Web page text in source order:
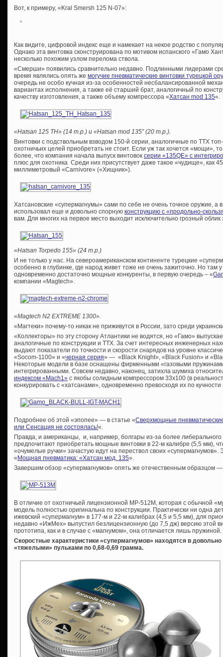
Вот, к примеру, «Kral Smersh 125 N-07»:
Как видите, цифровой индекс еще и намекает на некое родство с
Однако эта винтовка сконструирована по мотивом испанского «Гамо
несколько похожим узлом перелома ствола.
«Смерши» появились сравнительно недавно. Подлинными лидерами
время являлись опять же могучие пневматические винтовки турецкой
очередь не особо кучная из-за особенностей несбалансированной
вариантах исполнения, а также её старший брат, аналогичный по
качеству изготовления, а также объему компрессора «Хатсан mod 135«.
«Hatsan 125 TH» (14 т.р.) и «Hatsan mod 135″ (20 т.р.).
Винтовки с подствольным взводом 150-й серии, аналогичные по ТТХ
охотничьих целей приобретать не стоит. Если уж так хочется «мощи»,
более, что компания начала выпуск винтовок серии «135QE» с
плюс для охотника Среди них присутствует даже такое «чудище», как
миллиметровый «Carnivore» («Хищник»).
Хатсановские «супермагнумы» сами по себе не очень точное оружие, а
использовал еще и довольно спорную конструкцию с «продольно-
вам. Для многих на первое место выходит исключительно грозный облик
«Hatsan Torpedo 155» (24 т.р.)
И не только у нас. На североамериканском континенте турецкие
особенно в глубинке, где народ живет тоже не очень зажиточно. Но там
одновременно достаточно мощные конкуренты, в первую очередь – «
компании «Magtech».
«Magtech N2 EXTREME 1300».
«Магтеки» почему-то никак не приживутся в России, зато среди
«Коллекторы» по эту сторону Атлантики не водятся, но «Гамо»
аналогичные по конструкции и ТТХ. За счет интересных инженерных
выдают показатели по точности и скорости снарядов на уровне
«Socom-1100» и «черная серия» — «Black Knight», «Black Fusion» и
Некоторые модели в базе оснащены фирменными «газовыми
интегрированными. Совсем недавно, наконец, затихла шумиха
индексом «Mach1» с якобы солидным компрессором 33х100 (в
конкурировать с «хатсанами», одновременно превосходя их по кучности
Подробнее об этой «эпопее» — в статье «Сверхмощные
или Сенсация не состоялась!«.
Правда, и американцы, и, например, болгары из-за более либерального
предпочитают приобретать мощные винтовки в 22-м калибре (5,5 мм),
«очумелые ручки» зачастую идут на перествол своих «супермагнумов».
« Мощная пневматика: «Хатсан мод. 135».
Завершим обзор «супермагнумов» опять же отечественным образцом
В отличие от охотничьей лицензионной МР-512М, которая с обычной
модель полностью оригинальна по конструкции. Практически ни одна
ижевский «супермагнум» в 177-м и 22-м калибрах (4,5 и 5,5 мм), для
недавно «ИжМех» выпустил безлицензионную (до 7,5 дж) версию этой
прототипа, как и в случае с «магнумом», она отличается лишь пружиной.
Скоростные характеристики «супермагнумов» находятся в
«тяжелыми» пульками по 0,68-0,69 грамма.